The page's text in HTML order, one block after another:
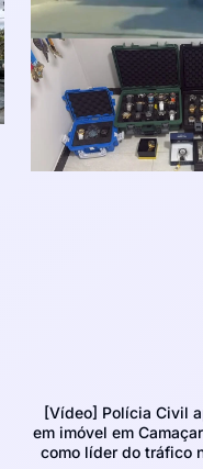
[Vídeo] Polícia Civil
em imóvel em
como líder do tráfico